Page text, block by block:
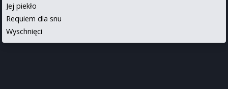
Jej piekło
Requiem dla snu
Wyschnięci